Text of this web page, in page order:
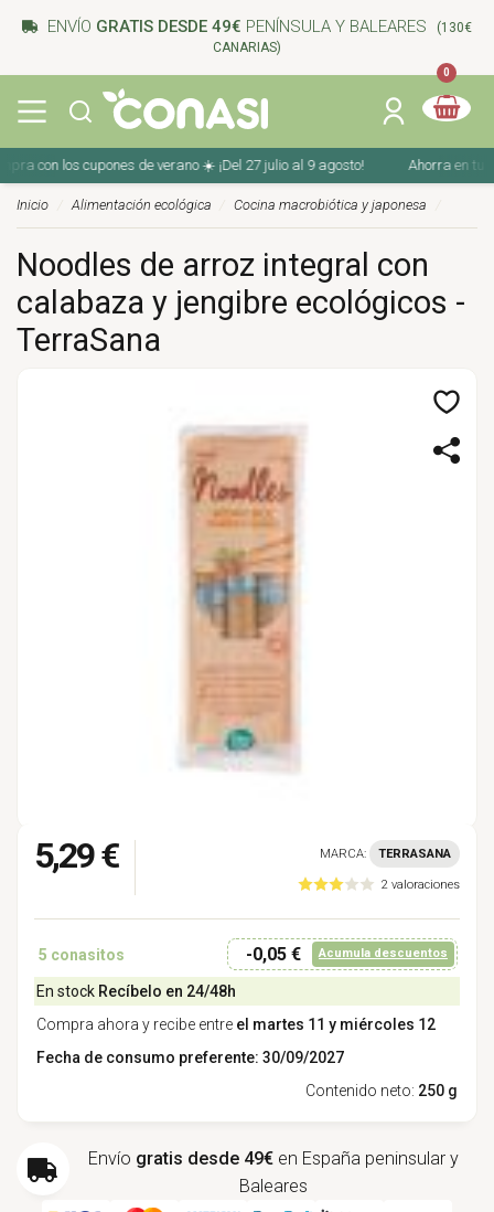
ENVÍO GRATIS DESDE 49€ PENÍNSULA Y BALEARES
(130€
CANARIAS)
0
con los cupones de verano ☀️ ¡Del 27 julio al 9 agosto! Ahorra en tu
Inicio Alimentación ecológica Cocina macrobiótica y japonesa
Noodles de arroz integral con
calabaza y jengibre ecológicos -
TerraSana
5,29 € MARCA: TERRASANA
2 valoraciones
5 conasitos -0,05 € Acumula descuentos
En stock Recíbelo en 24/48h
Compra ahora y recibe entre el martes 11 y miércoles 12
Fecha de consumo preferente: 30/09/2027
Contenido neto: 250 g
Envío gratis desde 49€ en España peninsular y
Baleares